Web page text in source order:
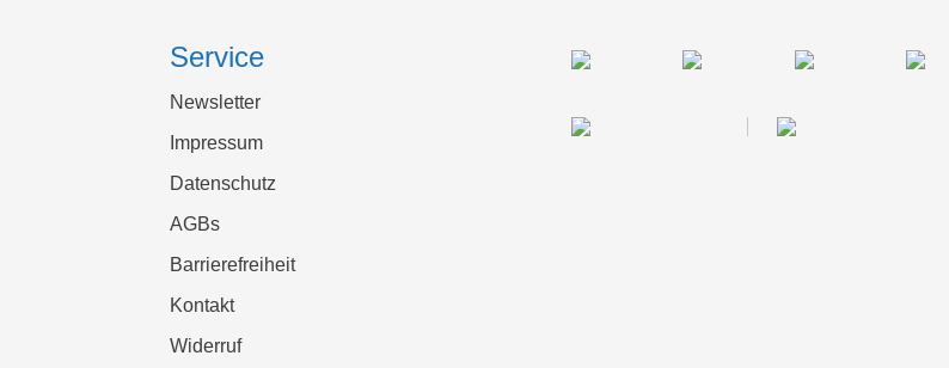
Service
Newsletter
Impressum
Datenschutz
AGBs
Barrierefreiheit
Kontakt
Widerruf